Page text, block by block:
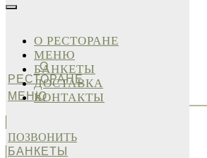
О
РЕСТОРАНЕ
МЕНЮ
БАНКЕТЫ
О РЕСТОРАНЕ
МЕНЮ
БАНКЕТЫ
ДОСТАВКА
КОНТАКТЫ
ПОЗВОНИТЬ